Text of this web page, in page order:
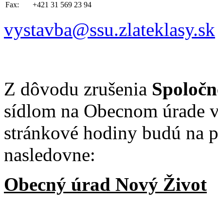
Fax:
+421 31 569 23 94
vystavba@ssu.zlateklasy.sk
Z dôvodu zrušenia
sídlom na Obecnom
stránkové hodiny budú na
nasledovne:
Obecný úrad Nový Život